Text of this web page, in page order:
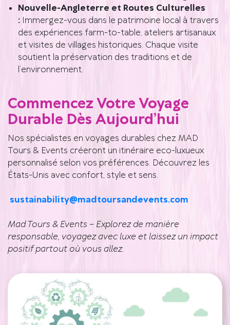
Nouvelle-Angleterre et Routes Culturelles
: Immergez-vous dans le patrimoine local à travers
des expériences farm-to-table, ateliers artisanaux
et visites de villages historiques. Chaque visite
soutient la préservation des traditions et de
l’environnement.
Commencez Votre Voyage
Durable Dès Aujourd’hui
Nos spécialistes en voyages durables chez MAD
Tours & Events créeront un itinéraire eco-luxueux
personnalisé selon vos préférences. Découvrez les
États-Unis avec confort, style et sens.
sustainability@madtoursandevents.com
Mad Tours & Events – Explorez de manière
responsable, voyagez avec luxe et laissez un impact
positif partout où vous allez.